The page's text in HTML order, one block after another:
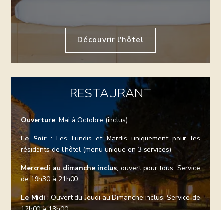
Découvrir l'hôtel
RESTAURANT
Ouverture: Mai à Octobre (inclus)
Le Soir: Les Lundis et Mardis uniquement pour les
résidents de l’hôtel (menu unique en 3 services)
Mercredi au dimanche inclus, ouvert pour tous. Service
de 19h30 à 21h00
Le Midi: Ouvert du Jeudi au Dimanche inclus, Service de